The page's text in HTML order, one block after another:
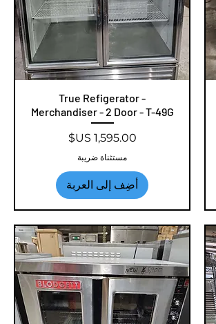
العرض السريع
True Refigerator -
Merchandiser - 2 Door - T-49G
السعر
مستثناة ضريبة
أضِف إلى العربة